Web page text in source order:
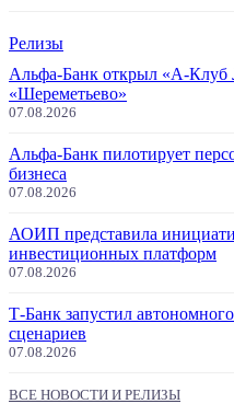
Релизы
Альфа-Банк открыл «А-Клуб
«Шереметьево»
07.08.2026
Альфа-Банк пилотирует
бизнеса
07.08.2026
АОИП представила
инвестиционных платформ
07.08.2026
Т-Банк запустил
сценариев
07.08.2026
ВСЕ НОВОСТИ И РЕЛИЗЫ